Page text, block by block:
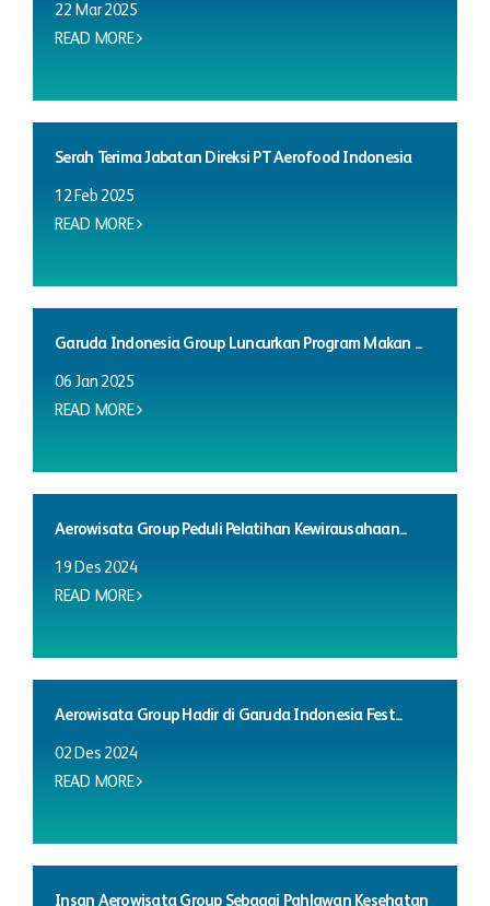
22 Mar 2025
READ MORE
Serah Terima Jabatan Direksi PT Aerofood Indonesia
12 Feb 2025
READ MORE
Garuda Indonesia Group Luncurkan Program Makan ...
06 Jan 2025
READ MORE
Aerowisata Group Peduli Pelatihan Kewirausahaan...
19 Des 2024
READ MORE
Aerowisata Group Hadir di Garuda Indonesia Fest...
02 Des 2024
READ MORE
Insan Aerowisata Group Sebagai Pahlawan Kesehatan